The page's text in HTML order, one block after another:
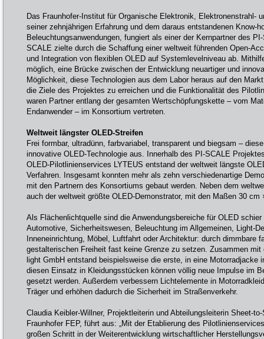
Das Fraunhofer-Institut für Organische Elektronik, Elektronenstrahl-
seiner zehnjährigen Erfahrung und dem daraus entstandenen Know-
Beleuchtungsanwendungen, fungiert als einer der Kernpartner des
SCALE zielte durch die Schaffung einer weltweit führenden Open-
und Integration von flexiblen OLED auf Systemlevelniveau ab.
möglich, eine Brücke zwischen der Entwicklung neuartiger und
Möglichkeit, diese Technologien aus dem Labor heraus auf den
die Ziele des Projektes zu erreichen und die Funktionalität des
waren Partner entlang der gesamten Wertschöpfungskette – vom
Endanwender – im Konsortium vertreten.
Weltweit längster OLED-Streifen
Frei formbar, ultradünn, farbvariabel, transparent und biegsam –
innovative OLED-Technologie aus. Innerhalb des PI-SCALE
OLED-Pilotlinienservices LYTEUS entstand der weltweit längste
Verfahren. Insgesamt konnten mehr als zehn verschiedenartige
mit den Partnern des Konsortiums gebaut werden. Neben dem
auch der weltweit größte OLED-Demonstrator, mit den Maßen 30 cm
Als Flächenlichtquelle sind die Anwendungsbereiche für OLED
Automotive, Sicherheitswesen, Beleuchtung im Allgemeinen, Light-
Inneneinrichtung, Möbel, Luftfahrt oder Architektur: durch dimmbare
gestalterischen Freiheit fast keine Grenze zu setzen. Zusammen mit
light GmbH entstand beispielsweise die erste, in eine Motorradjacke
diesen Einsatz in Kleidungsstücken können völlig neue Impulse im
gesetzt werden. Außerdem verbessern Lichtelemente in
Träger und erhöhen dadurch die Sicherheit im Straßenverkehr.
Claudia Keibler-Willner, Projektleiterin und Abteilungsleiterin Sheet-
Fraunhofer FEP, führt aus: „Mit der Etablierung des
großen Schritt in der Weiterentwicklung wirtschaftlicher